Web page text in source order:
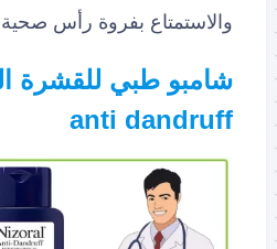
والاستمتاع بفروة رأس
anti dandruff